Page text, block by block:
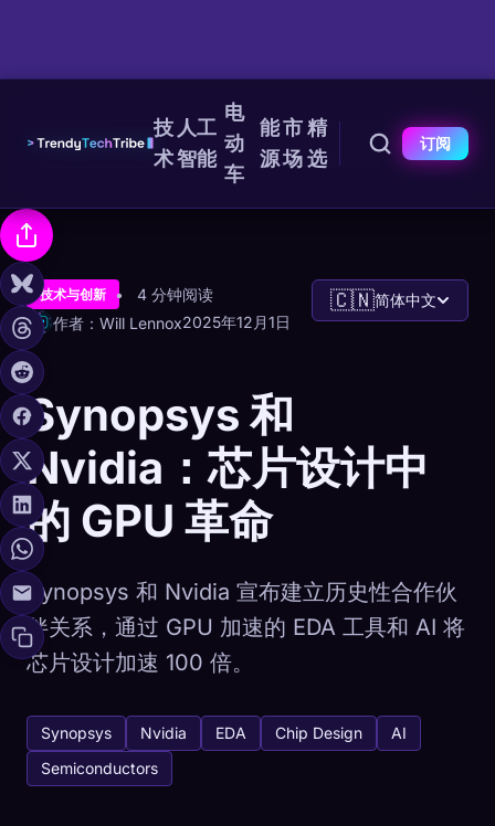
技
术
人工
智能
电
动
车
能
源
市
场
精
选
订阅
技术与创新
4 分钟阅读
作者：Will Lennox2025年12月1日
🇨🇳简体中文
Synopsys 和
Nvidia：芯片设计中
的 GPU 革命
Synopsys 和 Nvidia 宣布建立历史性合作伙
伴关系，通过 GPU 加速的 EDA 工具和 AI 将
芯片设计加速 100 倍。
Synopsys Nvidia EDA Chip Design
AI
Semiconductors